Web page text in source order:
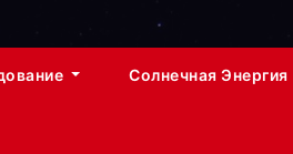
Солнечная Энергия